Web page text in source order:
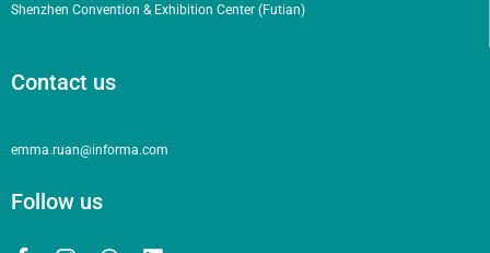
Shenzhen Convention & Exhibition Center (Futian)
Contact us
emma.ruan@informa.com
Follow us